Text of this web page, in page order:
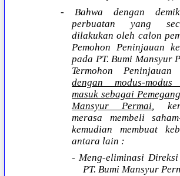
- Bahwa dengan
perbuatan yang
dilakukan oleh calon
Pemohon Peninjauan
pada PT. Bumi Mansyur
Termohon
dengan modus-
masuk sebagai
Mansyur Permai,
merasa membeli
kemudian membuat
antara lain :
- Meng-eliminasi
PT. Bumi Mansyur